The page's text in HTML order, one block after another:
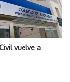
vuelve a